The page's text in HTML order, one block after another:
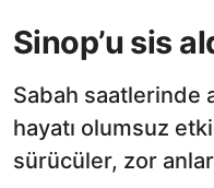
Sinop’u sis
Sabah saatlerinde
hayatı olumsuz
sürücüler, zor anlar